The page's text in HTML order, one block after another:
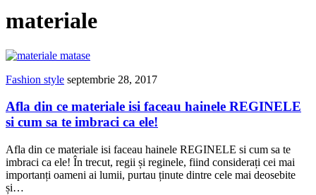
materiale
Fashion style septembrie 28, 2017
Afla din ce materiale isi faceau hainele REGINELE
si cum sa te imbraci ca ele!
Afla din ce materiale isi faceau hainele REGINELE si cum sa te
imbraci ca ele! În trecut, regii și reginele, fiind considerați cei mai
importanți oameni ai lumii, purtau ținute dintre cele mai deosebite
și…